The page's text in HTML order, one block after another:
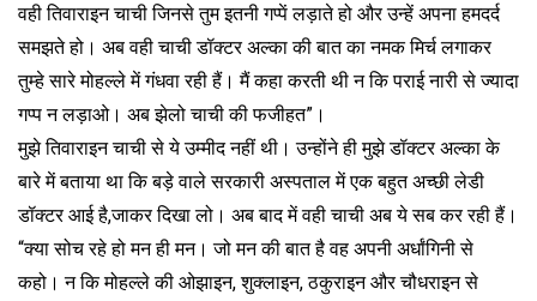
वही तिवाराइन चाची जिनसे तुम इतनी गप्पें लड़ाते हो और उन्हें अपना हमदर्द
समझते हो। अब वही चाची डॉक्टर अल्का की बात का नमक मिर्च लगाकर
तुम्हे सारे मोहल्ले में गंधवा रही हैं। मैं कहा करती थी न कि पराई नारी से ज्यादा
गप्प न लड़ाओ। अब झेलो चाची की फजीहत”।
मुझे तिवाराइन चाची से ये उम्मीद नहीं थी। उन्होंने ही मुझे डॉक्टर अल्का के
बारे में बताया था कि बड़े वाले सरकारी अस्पताल में एक बहुत अच्छी लेडी
डॉक्टर आई है,जाकर दिखा लो। अब बाद में वही चाची अब ये सब कर रही हैं।
“क्या सोच रहे हो मन ही मन। जो मन की बात है वह अपनी अर्धांगिनी से
कहो। न कि मोहल्ले की ओझाइन, शुक्लाइन, ठकुराइन और चौधराइन से